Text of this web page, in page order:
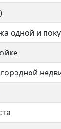
одной и